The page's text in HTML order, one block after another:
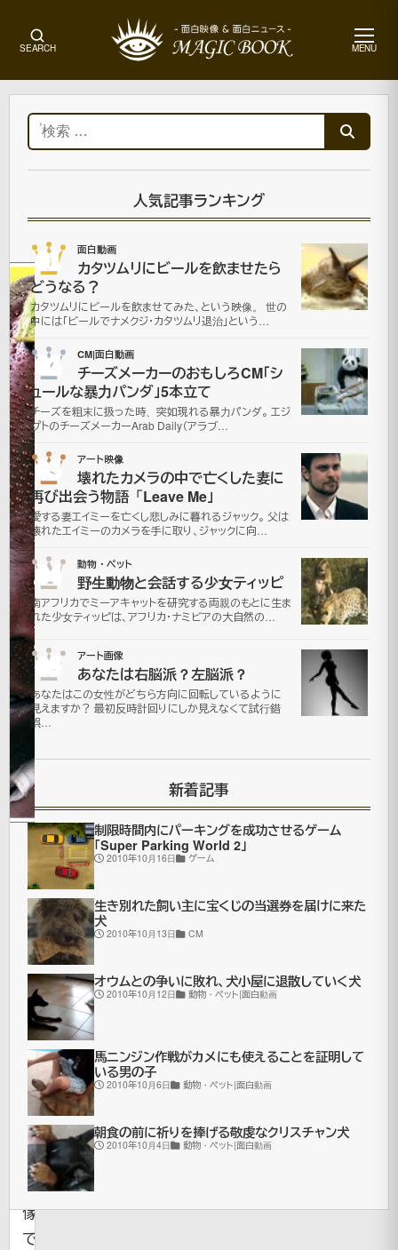
SEARCH MENU
メ
ュ
ー
ー
人
と
食
物
の
融
合
2007
年11月
26日
2021
年7月
16日更
新
ア
ー
画
像
Photoshop
を
使
っ
た
人
と
食
物
の
合
成
画
像
で
検
索:
人気記事ランキング
01 面白動画
カタツムリにビールを飲ませたら
どうなる？
カタツムリにビールを飲ませてみた、という映像。 世の
中には「ビールでナメクジ・カタツムリ退治」という…
02 CM|面白動画
チーズメーカーのおもしろCM「シ
ュールな暴力パンダ」5本立て
チーズを粗末に扱った時、突如現れる暴力パンダ。 エジ
プトのチーズメーカーArab Daily（アラブ…
03 アート映像
壊れたカメラの中で亡くした妻に
再び出会う物語「Leave Me」
愛する妻エイミーを亡くし悲しみに暮れるジャック。 父は
壊れたエイミーのカメラを手に取り、ジャックに向…
04 動物・ペット
野生動物と会話する少女ティッピ
南アフリカでミーアキャットを研究する両親のもとに生ま
れた少女ティッピは、アフリカ・ナミビアの大自然の…
05 アート画像
あなたは右脳派？左脳派？
あなたはこの女性がどちら方向に回転しているように
見えますか？ 最初反時計回りにしか見えなくて試行錯
誤…
新着記事
制限時間内にパーキングを成功させるゲーム
「Super Parking World 2」
2010年10月16日 ゲーム
生き別れた飼い主に宝くじの当選券を届けに来た
犬
2010年10月13日 CM
オウムとの争いに敗れ、犬小屋に退散していく犬
2010年10月12日 動物・ペット|面白動画
馬ニンジン作戦がカメにも使えることを証明して
いる男の子
2010年10月6日 動物・ペット|面白動画
朝食の前に祈りを捧げる敬虔なクリスチャン犬
2010年10月4日 動物・ペット|面白動画